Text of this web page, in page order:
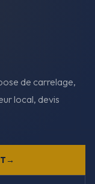
de carrelage,
local, devis